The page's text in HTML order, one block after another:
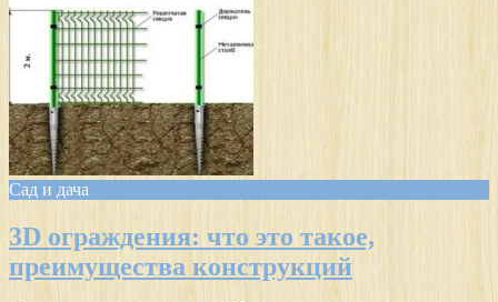
Сад и дача
3D ограждения: что это такое,
преимущества конструкций